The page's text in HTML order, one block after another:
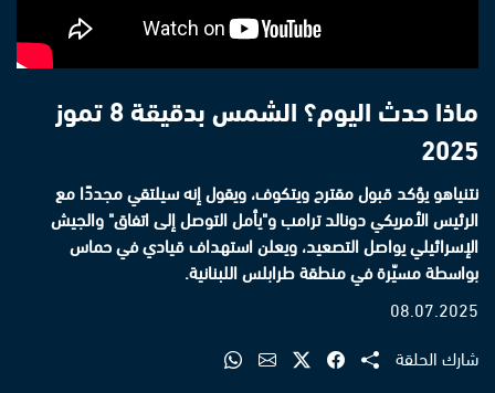
ماذا حدث اليوم؟ الشمس بدقيقة 8 تموز
2025
نتنياهو يؤكد قبول مقترح ويتكوف، ويقول إنه سيلتقي مجددًا مع
الرئيس الأمريكي دونالد ترامب و"يأمل التوصل إلى اتفاق" والجيش
الإسرائيلي يواصل التصعيد، ويعلن استهداف قيادي في حماس
بواسطة مسيّرة في منطقة طرابلس اللبنانية.
08.07.2025
شارك الحلقة